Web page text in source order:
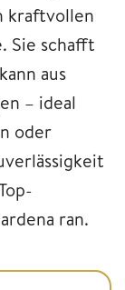
kraftvollen
Sie schafft
aus
– ideal
oder
ran.